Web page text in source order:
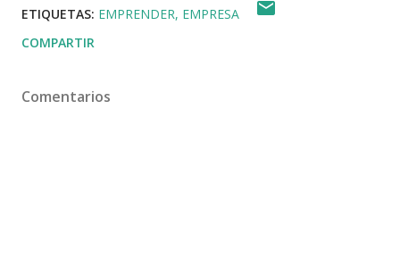
ETIQUETAS: EMPRENDER EMPRESA
COMPARTIR
Comentarios